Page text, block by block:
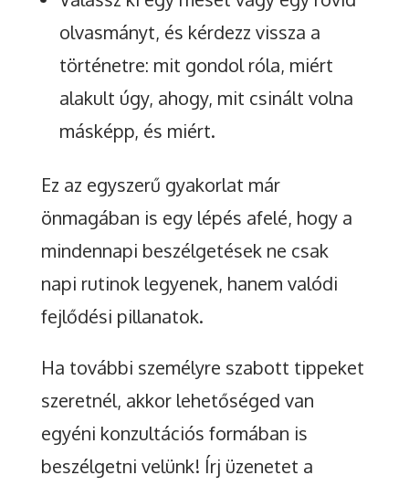
olvasmányt, és kérdezz vissza a
történetre: mit gondol róla, miért
alakult úgy, ahogy, mit csinált volna
másképp, és miért.
Ez az egyszerű gyakorlat már
önmagában is egy lépés afelé, hogy a
mindennapi beszélgetések ne csak
napi rutinok legyenek, hanem valódi
fejlődési pillanatok.
Ha további személyre szabott tippeket
szeretnél, akkor lehetőséged van
egyéni konzultációs formában is
beszélgetni velünk! Írj üzenetet a